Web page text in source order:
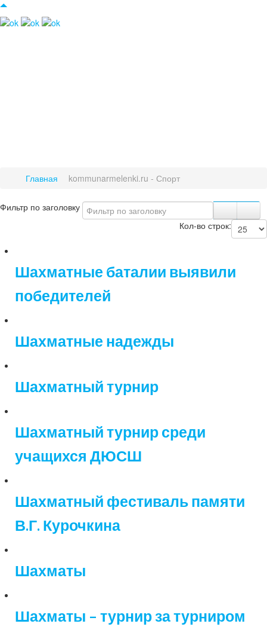
Главная kommunarmelenki.ru - Спорт
Фильтр по заголовку
Кол-во строк:
Шахматные баталии выявили
победителей
Шахматные надежды
Шахматный турнир
Шахматный турнир среди
учащихся ДЮСШ
Шахматный фестиваль памяти
В.Г. Курочкина
Шахматы
Шахматы – турнир за турниром